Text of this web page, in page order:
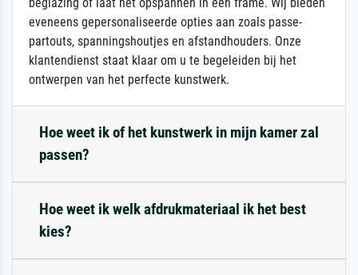
eveneens gepersonaliseerde opties aan zoals passe-
partouts, spanningshoutjes en afstandhouders. Onze
klantendienst staat klaar om u te begeleiden bij het
ontwerpen van het perfecte kunstwerk.
Hoe weet ik of het kunstwerk in mijn kamer zal
passen?
Hoe weet ik welk afdrukmateriaal ik het best
kies?